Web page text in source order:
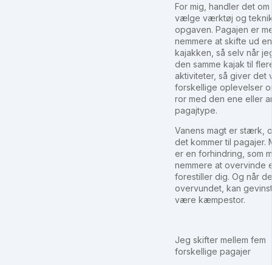
For mig, handler det om
vælge værktøj og
opgaven. Pagajen er
nemmere at skifte ud
kajakken, så selv når
den samme kajak til
aktiviteter, så giver det
forskellige oplevelser
ror med den ene eller
pagajtype.
Vanens magt er stærk,
det kommer til pagajer.
er en forhindring, som
nemmere at overvinde
forestiller dig. Og når
overvundet, kan
være kæmpestor.
Jeg skifter mellem fem
forskellige pagajer